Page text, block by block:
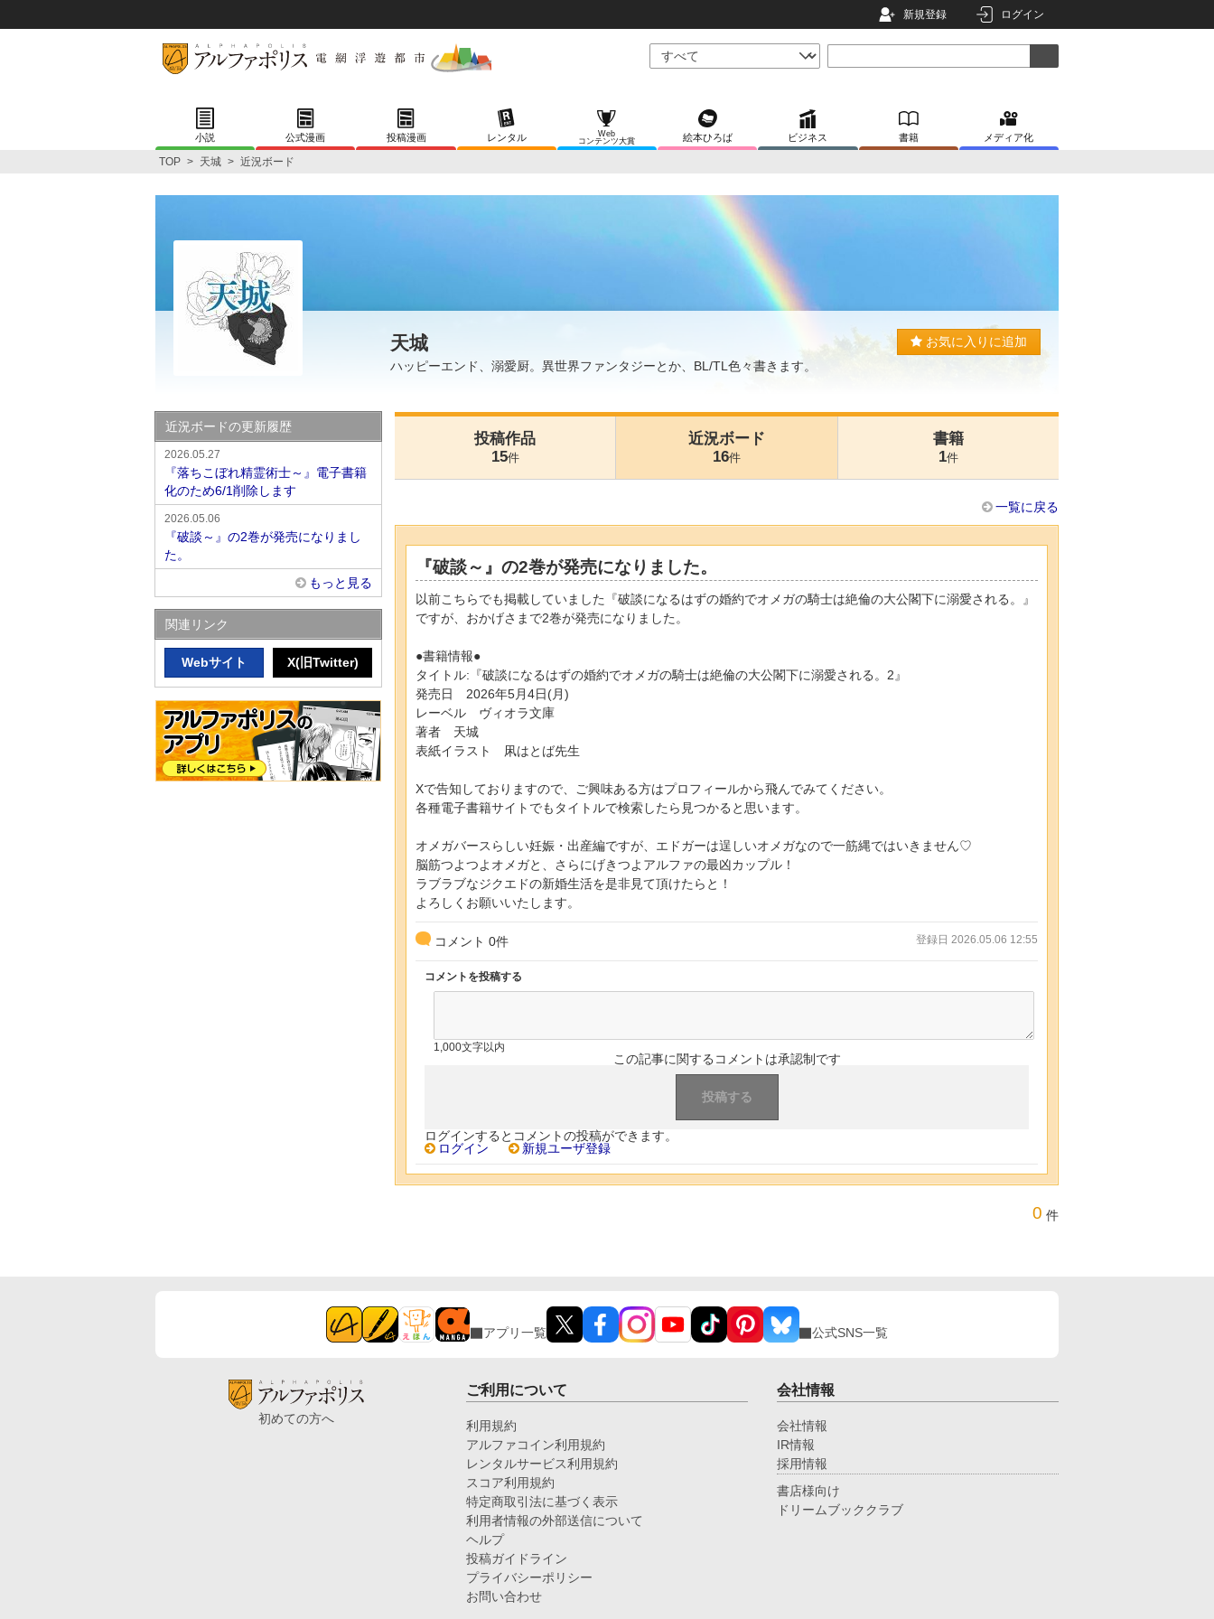
新規登録 ログイン
小説 公式漫画 投稿漫画 レンタル
Web
コンテンツ大賞
絵本ひろば ビジネス 書籍 メディア化
TOP > 天城 > 近況ボード
天城
ハッピーエンド、溺愛厨。異世界ファンタジーとか、BL/TL色々書きます。
お気に入りに追加
投稿作品
15件
近況ボード
16件
書籍
1件
一覧に戻る
『破談～』の2巻が発売になりました。
以前こちらでも掲載していました『破談になるはずの婚約でオメガの騎士は絶倫の大公閣下に溺愛される。』
ですが、おかげさまで2巻が発売になりました。
●書籍情報●
タイトル:『破談になるはずの婚約でオメガの騎士は絶倫の大公閣下に溺愛される。2』
発売日 2026年5月4日(月)
レーベル ヴィオラ文庫
著者 天城
表紙イラスト 凩はとば先生
Xで告知しておりますので、ご興味ある方はプロフィールから飛んでみてください。
各種電子書籍サイトでもタイトルで検索したら見つかると思います。
オメガバースらしい妊娠・出産編ですが、エドガーは逞しいオメガなので一筋縄ではいきません♡
脳筋つよつよオメガと、さらにげきつよアルファの最凶カップル！
ラブラブなジクエドの新婚生活を是非見て頂けたらと！
よろしくお願いいたします。
コメント 0件 登録日 2026.05.06 12:55
コメントを投稿する
1,000文字以内
この記事に関するコメントは承認制です
ログインするとコメントの投稿ができます。
ログイン
新規ユーザ登録
0 件
近況ボードの更新履歴
2026.05.27
『落ちこぼれ精霊術士～』電子書籍
化のため6/1削除します
2026.05.06
『破談～』の2巻が発売になりまし
た。
もっと見る
関連リンク
Webサイト X(旧Twitter)
アプリ一覧 公式SNS一覧
初めての方へ
ご利用について
利用規約
アルファコイン利用規約
レンタルサービス利用規約
スコア利用規約
特定商取引法に基づく表示
利用者情報の外部送信について
ヘルプ
投稿ガイドライン
プライバシーポリシー
お問い合わせ
会社情報
会社情報
IR情報
採用情報
書店様向け
ドリームブッククラブ